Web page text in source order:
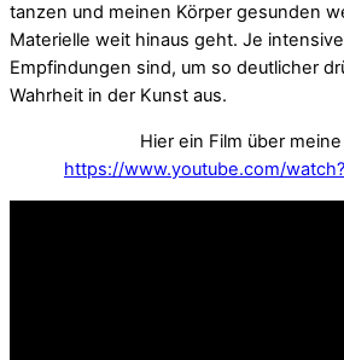
tanzen und meinen Körper gesunden
Materielle weit hinaus geht. Je
Empfindungen sind, um so deutlicher
Wahrheit in der Kunst aus.
Hier ein Film über
https://www.youtube.com/